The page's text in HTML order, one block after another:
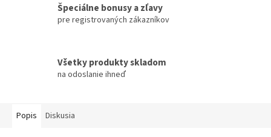
Špeciálne bonusy a zľavy
pre registrovaných zákazníkov
Všetky produkty skladom
na odoslanie ihneď
Popis Diskusia